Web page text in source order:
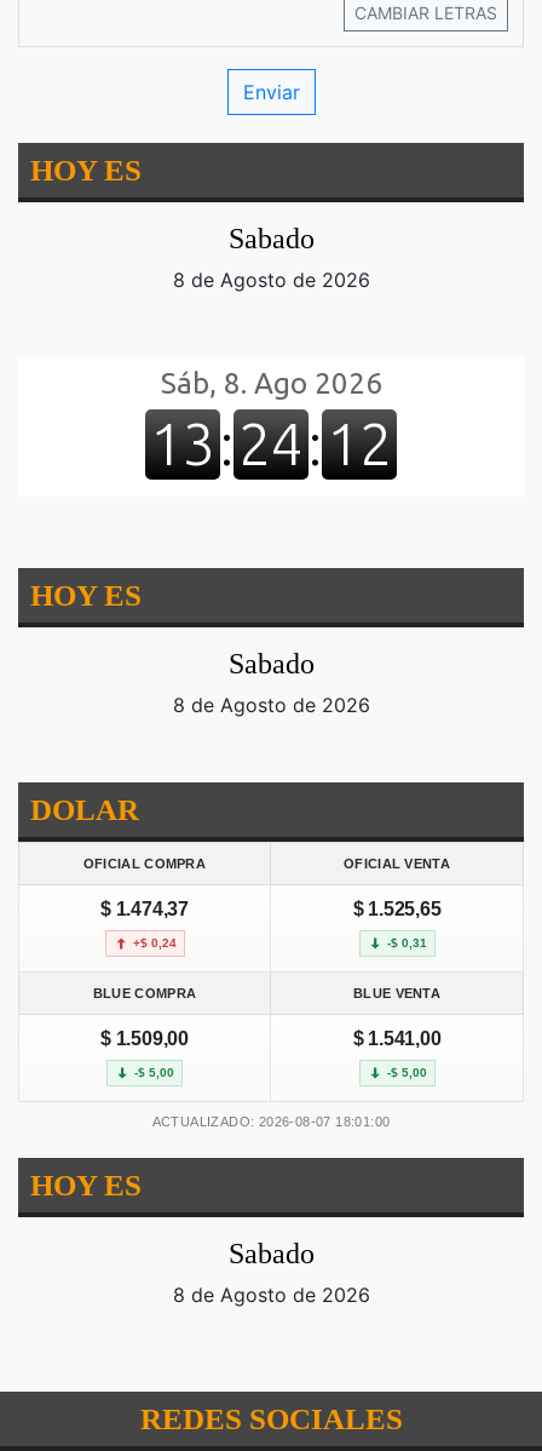
CAMBIAR LETRAS
HOY ES
Sabado
8 de Agosto de 2026
HOY ES
Sabado
8 de Agosto de 2026
DOLAR
OFICIAL COMPRA OFICIAL VENTA
$ 1.474,37
+$ 0,24
$ 1.525,65
-$ 0,31
BLUE COMPRA BLUE VENTA
$ 1.509,00
-$ 5,00
$ 1.541,00
-$ 5,00
ACTUALIZADO: 2026-08-07 18:01:00
HOY ES
Sabado
8 de Agosto de 2026
REDES SOCIALES